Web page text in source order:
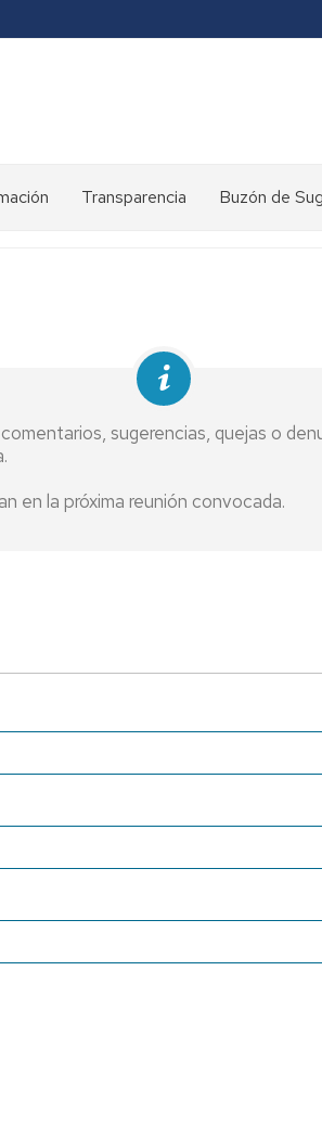
Transparencia Buzón de
sugerencias, quejas o
en la próxima reunión convocada.